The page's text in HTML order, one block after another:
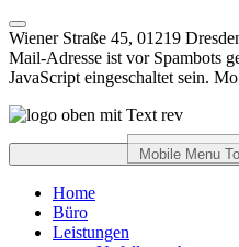
Wiener Straße 45, 01219
Mail-Adresse ist vor Spambots
JavaScript eingeschaltet sein.
Mobile Menu
Home
Büro
Leistungen